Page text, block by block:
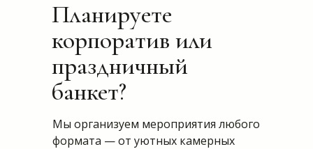
Мы организуем мероприятия любого
формата — от уютных камерных
Планируете
корпоратив или
праздничный
банкет?